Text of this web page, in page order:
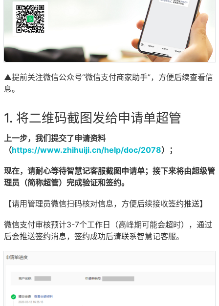
▲提前关注微信公众号“微信支付商家助手”，方便后续查看信
息。
将二维码截图发给申请单超管
上一步，我们提交了申请资料
（https://www.zhihuiji.cn/help/doc/2078）；
现在，请耐心等待智慧记客服截图申请单；接下来将由超级管
理员（简称超管）完成验证和签约。
【请用管理员微信扫码核对信息，方便后续接收签约推送】
微信支付审核预计3-7个工作日（高峰期可能会超时），通过
后会推送签约消息，签约成功后请联系智慧记客服。